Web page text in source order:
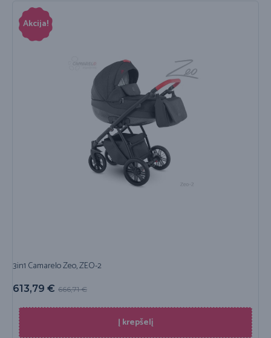
Akcija!
3in1 Camarelo Zeo, ZEO-2
666,71€
613,79 €
Į krepšelį